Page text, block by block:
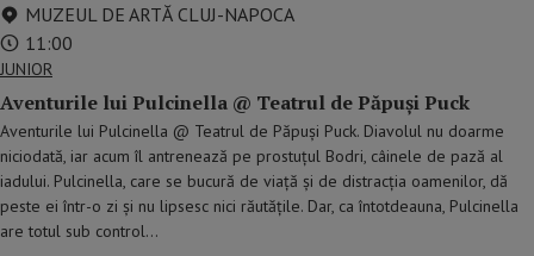
MUZEUL DE ARTĂ CLUJ-NAPOCA
11:00
JUNIOR
Aventurile lui Pulcinella @ Teatrul de Păpuși Puck
Aventurile lui Pulcinella @ Teatrul de Păpuși Puck. Diavolul nu doarme
niciodată, iar acum îl antrenează pe prostuțul Bodri, câinele de pază al
iadului. Pulcinella, care se bucură de viață și de distracția oamenilor, dă
peste ei într-o zi și nu lipsesc nici răutățile. Dar, ca întotdeauna, Pulcinella
are totul sub control...